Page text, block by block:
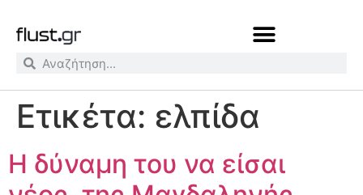
Ετικέτα: ελπίδα
Η δύναμη του να είσαι